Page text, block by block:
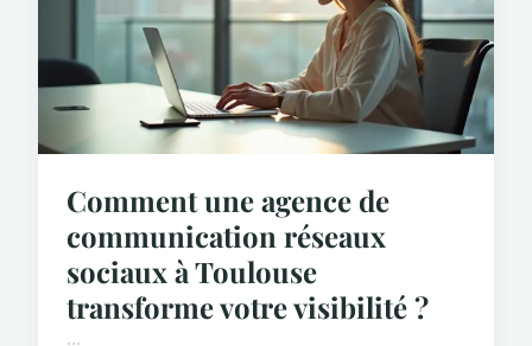
Comment une agence de
communication réseaux
sociaux à Toulouse
transforme votre visibilité ?
...